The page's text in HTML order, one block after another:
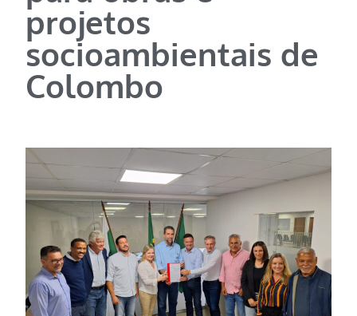
projetos
socioambientais de
Colombo